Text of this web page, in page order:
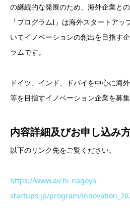
の継続的な発展のため、海外企業と
「プログラムI」は海外スタートア
いてイノベーションの創出を目指す
ラムです。
ドイツ、インド、ドバイを中心に海
等を目指すイノベーション企業を募集
内容詳細及びお申し込み
以下のリンク先をご覧ください。
https://www.aichi-nagoya-
startups.jp/program/